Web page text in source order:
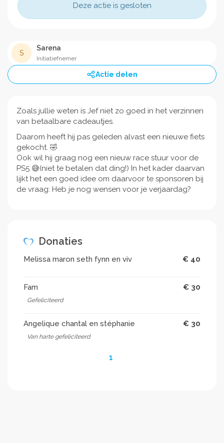
Deze actie is gesloten
S
Sarena
Initiatiefnemer
Actie delen
Zoals jullie weten is Jef niet zo goed in het verzinnen
van betaalbare cadeautjes.
Daarom heeft hij pas geleden alvast een nieuwe fiets
gekocht. 🤣
Ook wil hij graag nog een nieuw race stuur voor de
PS5 😅(niet te betalen dat ding!) In het kader daarvan
lijkt het een goed idee om daarvoor te sponsoren bij
de vraag: Heb je nog wensen voor je verjaardag?
Donaties
Melissa maron seth fynn en viv € 40
Fam € 30
Gefeliciteerd
Angelique chantal en stéphanie € 30
Van harte gefeliciteerd
1